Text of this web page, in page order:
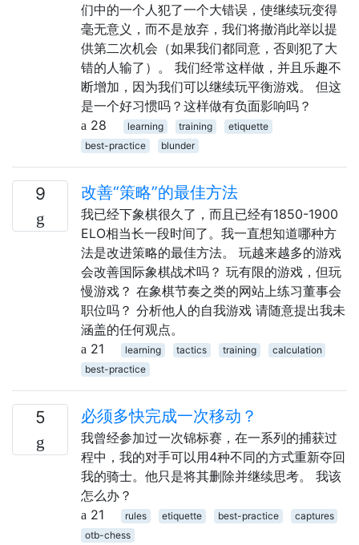
们中的一个人犯了一个大错误，使继续玩变得
毫无意义，而不是放弃，我们将撤消此举以提
供第二次机会（如果我们都同意，否则犯了大
错的人输了）。 我们经常这样做，并且乐趣不
断增加，因为我们可以继续玩平衡游戏。 但这
是一个好习惯吗？这样做有负面影响吗？
28
learning training
etiquette
best-practice
blunder
9 改善“策略”的最佳方法
我已经下象棋很久了，而且已经有1850-1900
ELO相当长一段时间了。我一直想知道哪种方
法是改进策略的最佳方法。 玩越来越多的游戏
会改善国际象棋战术吗？ 玩有限的游戏，但玩
慢游戏？ 在象棋节奏之类的网站上练习董事会
职位吗？ 分析他人的自我游戏 请随意提出我未
涵盖的任何观点。
21
learning tactics training
calculation
best-practice
5 必须多快完成一次移动？
我曾经参加过一次锦标赛，在一系列的捕获过
程中，我的对手可以用4种不同的方式重新夺回
我的骑士。他只是将其删除并继续思考。 我该
怎么办？
21
rules etiquette best-practice
captures
otb-chess